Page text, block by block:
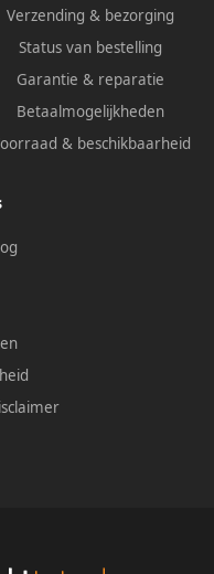
Verzending & bezorging
Status van bestelling
Garantie & reparatie
Betaalmogelijkheden
& beschikbaarheid